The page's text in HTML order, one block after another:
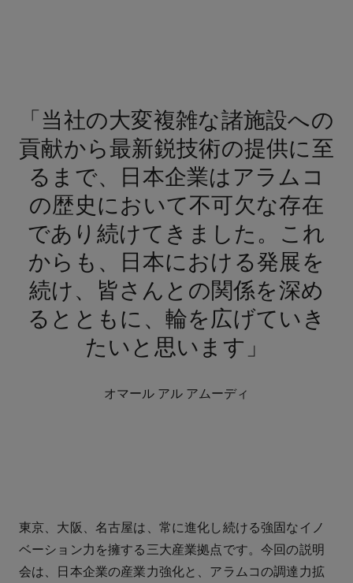
「当社の大変複雑な諸施設への
貢献から最新鋭技術の提供に至
るまで、日本企業はアラムコ
の歴史において不可欠な存在
であり続けてきました。これ
からも、日本における発展を
続け、皆さんとの関係を深め
るとともに、輪を広げていき
たいと思います」
オマール アル アムーディ
東京、大阪、名古屋は、常に進化し続ける強固なイノ
ベーション力を擁する三大産業拠点です。今回の説明
会は、日本企業の産業力強化と、アラムコの調達力拡